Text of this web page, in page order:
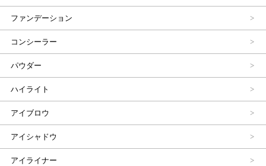
ファンデーション
コンシーラー
パウダー
ハイライト
アイブロウ
アイシャドウ
アイライナー